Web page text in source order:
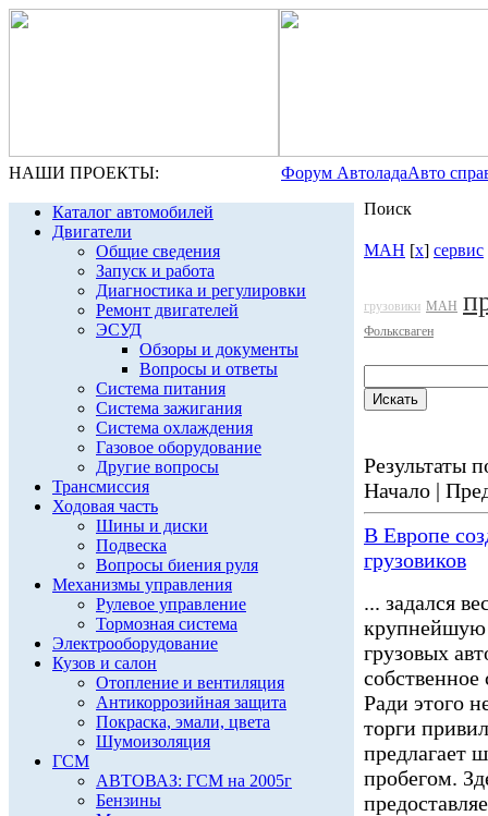
НАШИ ПРОЕКТЫ: Форум АвтоладаАвто
Каталог автомобилей
Двигатели
Общие сведения
Запуск и работа
Диагностика и регулировки
Ремонт двигателей
ЭСУД
Обзоры и документы
Вопросы и ответы
Система питания
Система зажигания
Система охлаждения
Газовое оборудование
Другие вопросы
Трансмиссия
Ходовая часть
Шины и диски
Подвеска
Вопросы биения руля
Механизмы управления
Рулевое управление
Тормозная система
Электрооборудование
Кузов и салон
Отопление и вентиляция
Антикоррозийная защита
Покраска, эмали, цвета
Шумоизоляция
ГСМ
АВТОВАЗ: ГСМ на 2005г
Бензины
Поиск
МАН [x] сервис
грузовики МАН
Фольксваген
Результаты
Начало |
В Европе
грузовиков
... задался
крупнейшую
грузовых
собственное
Ради этого
торги
предлагает
пробегом.